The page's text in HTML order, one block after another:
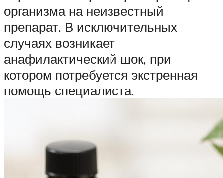
организма на неизвестный
препарат. В исключительных
случаях возникает
анафилактический шок, при
котором потребуется экстренная
помощь специалиста.